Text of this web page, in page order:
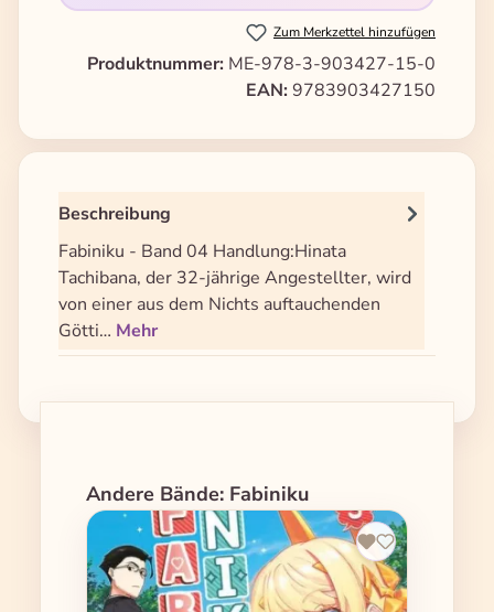
Zum Merkzettel hinzufügen
Produktnummer: ME-978-3-903427-15-0
EAN: 9783903427150
Beschreibung
Fabiniku - Band 04 Handlung:Hinata
Tachibana, der 32-jährige Angestellter, wird
von einer aus dem Nichts auftauchenden
Götti… Mehr
Produktgalerie überspringen
Andere Bände: Fabiniku